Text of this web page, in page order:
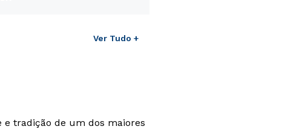
Ver Tudo +
tradição de um dos maiores
conteúdos da Cruzeiro do Sul.